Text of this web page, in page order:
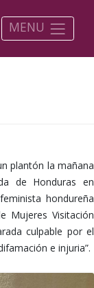
MENU
plantón la mañana
de Honduras en
hondureña
Mujeres Visitación
culpable por el
e injuria”.